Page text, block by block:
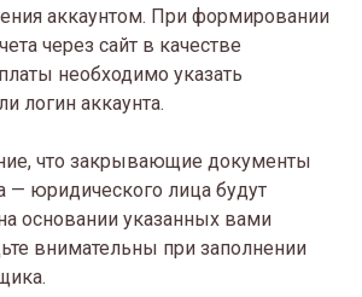
аккаунтом. При формировании
через сайт в качестве
необходимо указать
логин аккаунта.
что закрывающие документы
— юридического лица будут
основании указанных вами
внимательны при заполнении